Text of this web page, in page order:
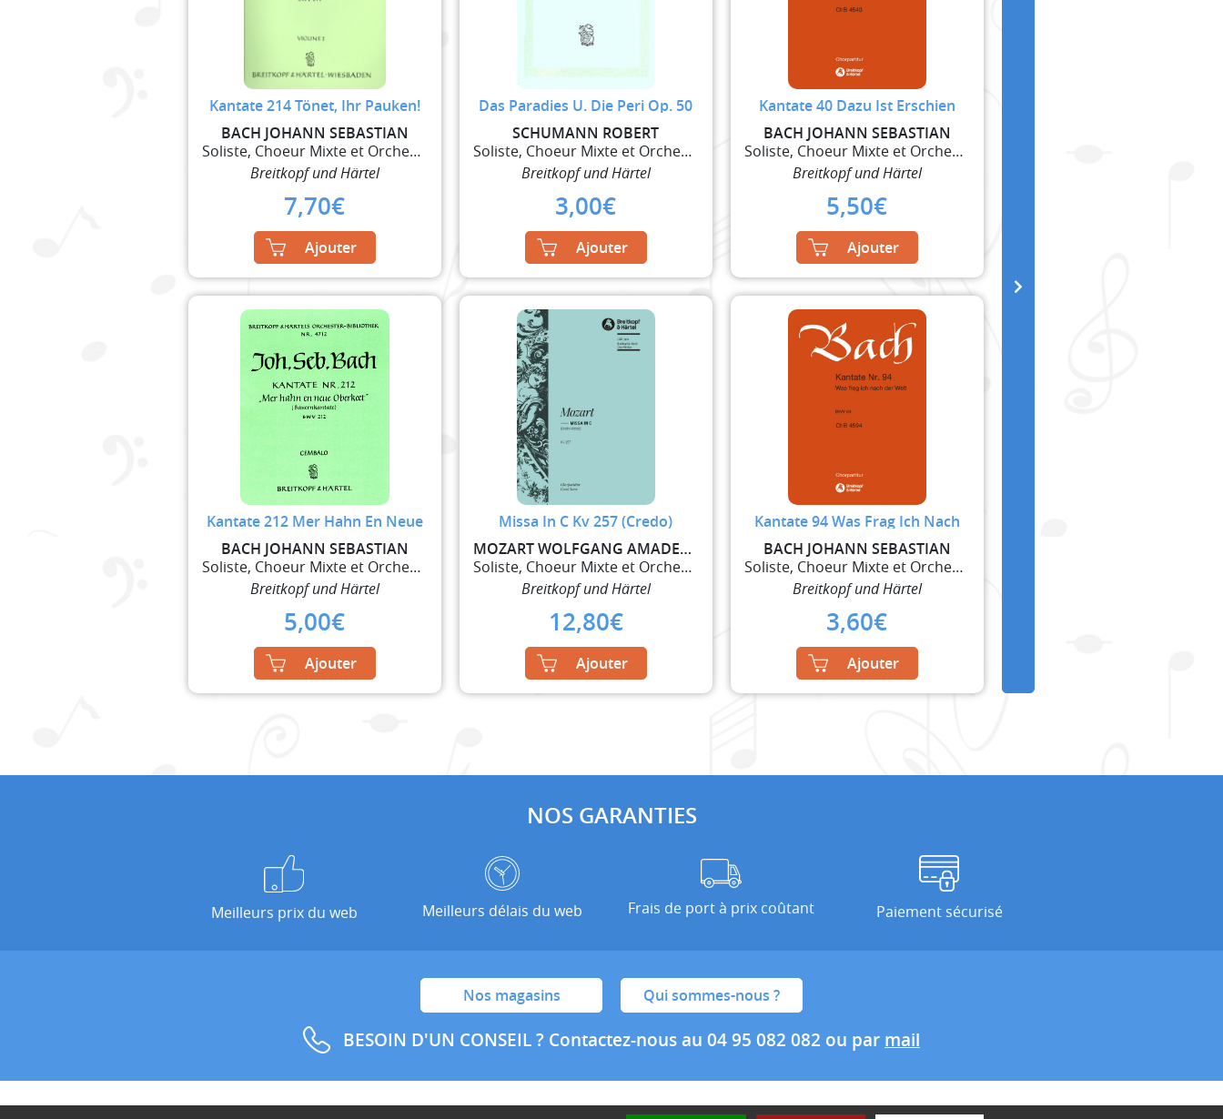
Kantate 214 Tönet, Ihr Pauken!
BACH JOHANN SEBASTIAN
Soliste, Choeur Mixte et Orchestre
Breitkopf und Härtel
7,70€
Ajouter
Das Paradies U. Die Peri Op. 50
SCHUMANN ROBERT
Soliste, Choeur Mixte et Orchestre
Breitkopf und Härtel
3,00€
Ajouter
Kantate 40 Dazu Ist Erschien
BACH JOHANN SEBASTIAN
Soliste, Choeur Mixte et Orchestre
Breitkopf und Härtel
5,50€
Ajouter
Kantate 212 Mer Hahn En Neue
BACH JOHANN SEBASTIAN
Soliste, Choeur Mixte et Orchestre
Breitkopf und Härtel
5,00€
Ajouter
Missa In C Kv 257 (Credo)
MOZART WOLFGANG AMADEUS
Soliste, Choeur Mixte et Orchestre
Breitkopf und Härtel
12,80€
Ajouter
Kantate 94 Was Frag Ich Nach
BACH JOHANN SEBASTIAN
Soliste, Choeur Mixte et Orchestre
Breitkopf und Härtel
3,60€
Ajouter
NOS GARANTIES
Meilleurs prix du web Meilleurs délais du web Frais de port à prix coûtant Paiement sécurisé
Nos magasins Qui sommes-nous ?
BESOIN D'UN CONSEIL ? Contactez-nous au 04 95 082 082 ou par mail